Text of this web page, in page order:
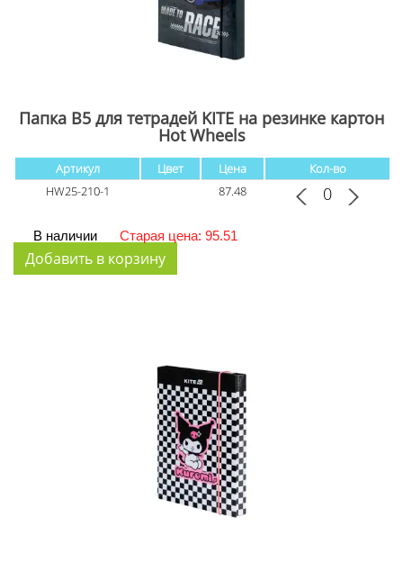
Папка В5 для тетрадей KITE на резинке картон
Hot Wheels
Артикул Цвет Цена
Кол-во
HW25-210-1
87.48
В наличии Старая цена: 95.51